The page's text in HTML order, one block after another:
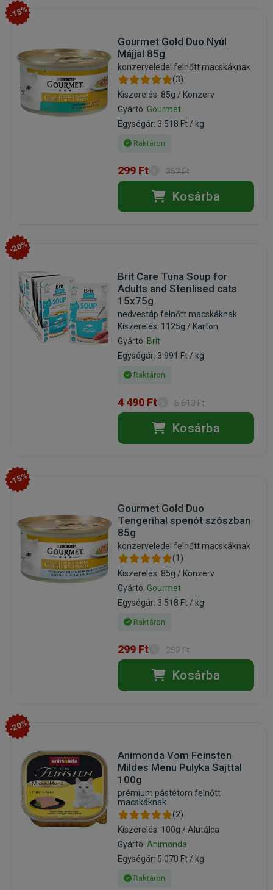
-15%
Gourmet Gold Duo Nyúl
Májjal 85g
konzerveledel felnőtt macskáknak
(3)
Kiszerelés: 85g / Konzerv
Gyártó: Gourmet
Egységár: 3 518 Ft / kg
Raktáron
299 Ft 352 Ft
Kosárba
-20%
Brit Care Tuna Soup for
Adults and Sterilised cats
15x75g
nedvestáp felnőtt macskáknak
Kiszerelés: 1125g / Karton
Gyártó: Brit
Egységár: 3 991 Ft / kg
Raktáron
4 490 Ft 5 613 Ft
Kosárba
-15%
Gourmet Gold Duo
Tengerihal spenót szószban
85g
konzerveledel felnőtt macskáknak
(1)
Kiszerelés: 85g / Konzerv
Gyártó: Gourmet
Egységár: 3 518 Ft / kg
Raktáron
299 Ft 352 Ft
Kosárba
-20%
Animonda Vom Feinsten
Mildes Menu Pulyka Sajttal
100g
prémium pástétom felnőtt
macskáknak
(2)
Kiszerelés: 100g / Alutálca
Gyártó: Animonda
Egységár: 5 070 Ft / kg
Raktáron